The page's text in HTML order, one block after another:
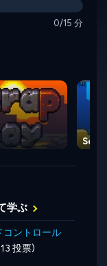
0/15 分
学ぶ
コントロール
投票)